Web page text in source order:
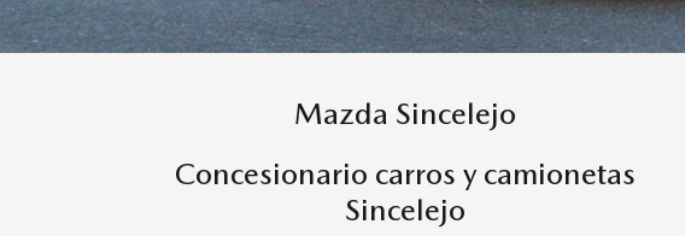
Mazda Sincelejo
Concesionario carros y camionetas
Sincelejo